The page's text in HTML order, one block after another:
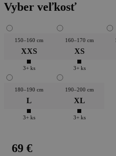
Vyber veľkosť
150–160 cm
XXS
3+ ks
160–170 cm
XS
3+ ks
180–190 cm
L
3+ ks
190–200 cm
XL
3+ ks
69 €